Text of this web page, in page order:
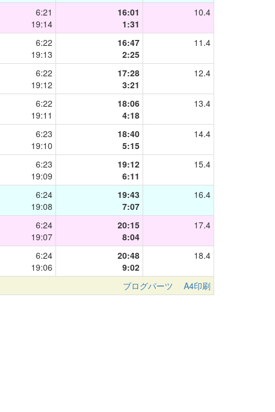
6:21
19:14
16:01
1:31
10.4
6:22
19:13
16:47
2:25
11.4
6:22
19:12
17:28
3:21
12.4
6:22
19:11
18:06
4:18
13.4
6:23
19:10
18:40
5:15
14.4
6:23
19:09
19:12
6:11
15.4
6:24
19:08
19:43
7:07
16.4
6:24
19:07
20:15
8:04
17.4
6:24
19:06
20:48
9:02
18.4
ブログパーツ A4印刷